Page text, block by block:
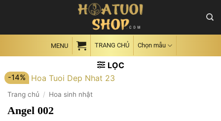
MENU TRANG CHỦ Chọn mẫu
LỌC
-14%
Trang chủ / Hoa sinh nhật
Angel 002